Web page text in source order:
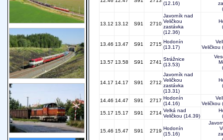
(12.16)
13.12 13.12 S91 2710
Javorník nad
Veličkou
zastávka
(12.36)
13.46 13.47 S91 2715 Hodonín
(13.17)
Veličkou
13.57 13.58 S91 2741
Strážnice
(13.53)
14.17 14.17 S91 2712
Javorník nad
Veličkou
zastávka
(13.31)
14.46 14.47 S91 2717 Hodonín
(14.16)
Veličkou
15.17 15.17 S91 2714 Velká nad
Veličkou (14.39)
15.46 15.47 S91 2719 Hodonín
(15.16)